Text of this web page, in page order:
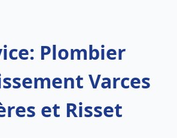
Plombier
Varces
et Risset